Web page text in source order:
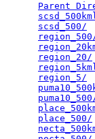
Parent
scsd_500/
region_20/
region_5/
place_500/